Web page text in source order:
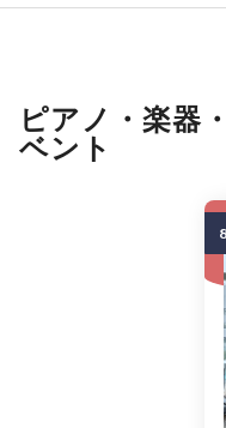
ピアノ・楽器
ベント